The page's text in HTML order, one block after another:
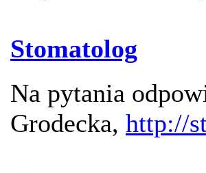
Stomatolog
Na pytania
Grodecka, http://